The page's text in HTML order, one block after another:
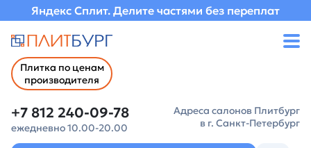
Яндекс Сплит. Делите частями без переплат
Плитка по ценам
производителя
+7 812 240-09-78
ежедневно 10.00-20.00
Адреса салонов Плитбург
в г. Санкт-Петербург